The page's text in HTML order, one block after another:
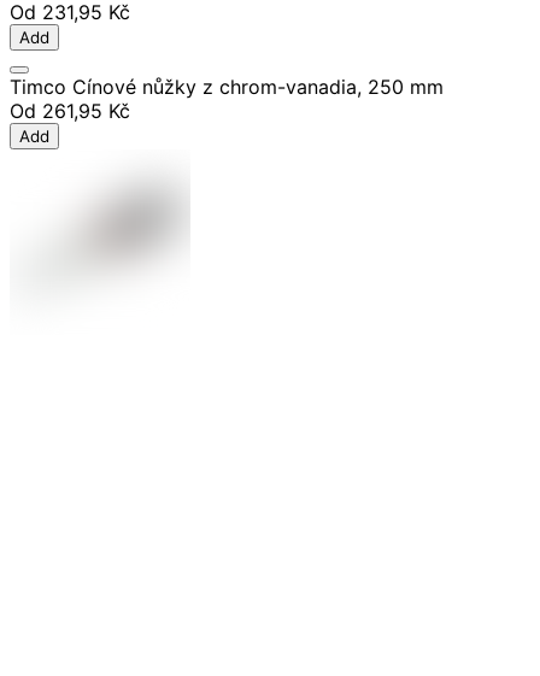
Od 231,95 Kč
Add
Timco Cínové nůžky z chrom-vanadia, 250 mm
Od 261,95 Kč
Add